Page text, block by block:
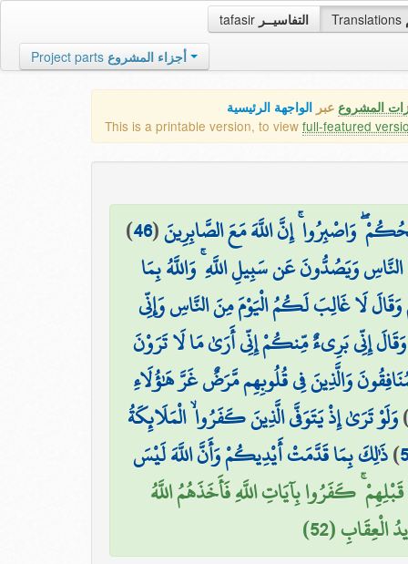
tafasir التفاسيــر Translations
Project parts أجزاء المشروع
المشروع عبر الواجهة الرئيسية
This is a printable version, to view full-featured
وَاصْبِرُوا ۚ إِنَّ اللَّهَ مَعَ الصَّابِرِينَ(
46
)
وَيَصُدُّونَ عَن سَبِيلِ اللَّهِ ۚ وَاللَّهُ بِمَا
لَا غَالِبَ لَكُمُ الْيَوْمَ مِنَ النَّاسِ وَإِنِّي
إِنِّي بَرِيءٌ مِّنكُمْ إِنِّي أَرَىٰ مَا لَا تَرَوْنَ
وَالَّذِينَ فِي قُلُوبِهِم مَّرَضٌ غَرَّ هَٰؤُلَاءِ
وَلَوْ تَرَىٰ إِذْ يَتَوَفَّى الَّذِينَ كَفَرُوا ۙ الْمَلَائِكَةُ
)ذَٰلِكَ بِمَا قَدَّمَتْ أَيْدِيكُمْ وَأَنَّ اللَّهَ لَيْسَ
كَفَرُوا بِآيَاتِ اللَّهِ فَأَخَذَهُمُ اللَّهُ
(52)